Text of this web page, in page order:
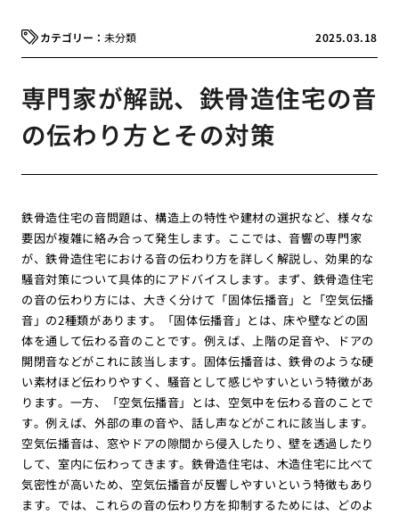
2025.03.18
未分類
専門家が解説、鉄骨造住宅の音
の伝わり方とその対策
鉄骨造住宅の音問題は、構造上の特性や建材の選択など、様々な
要因が複雑に絡み合って発生します。ここでは、音響の専門家
が、鉄骨造住宅における音の伝わり方を詳しく解説し、効果的な
騒音対策について具体的にアドバイスします。まず、鉄骨造住宅
の音の伝わり方には、大きく分けて「固体伝播音」と「空気伝播
音」の2種類があります。「固体伝播音」とは、床や壁などの固
体を通して伝わる音のことです。例えば、上階の足音や、ドアの
開閉音などがこれに該当します。固体伝播音は、鉄骨のような硬
い素材ほど伝わりやすく、騒音として感じやすいという特徴があ
ります。一方、「空気伝播音」とは、空気中を伝わる音のことで
す。例えば、外部の車の音や、話し声などがこれに該当します。
空気伝播音は、窓やドアの隙間から侵入したり、壁を透過したり
して、室内に伝わってきます。鉄骨造住宅は、木造住宅に比べて
気密性が高いため、空気伝播音が反響しやすいという特徴もあり
ます。では、これらの音の伝わり方を抑制するためには、どのよ